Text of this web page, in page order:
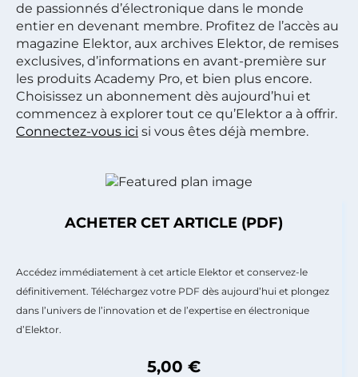
de passionnés d’électronique dans le monde
entier en devenant membre. Profitez de l’accès au
magazine Elektor, aux archives Elektor, de remises
exclusives, d’informations en avant-première sur
les produits Academy Pro, et bien plus encore.
Choisissez un abonnement dès aujourd’hui et
commencez à explorer tout ce qu’Elektor a à offrir.
Connectez-vous ici si vous êtes déjà membre.
ACHETER CET ARTICLE (PDF)
Accédez immédiatement à cet article Elektor et conservez-le
définitivement. Téléchargez votre PDF dès aujourd’hui et plongez
dans l’univers de l’innovation et de l’expertise en électronique
d’Elektor.
5,00 €